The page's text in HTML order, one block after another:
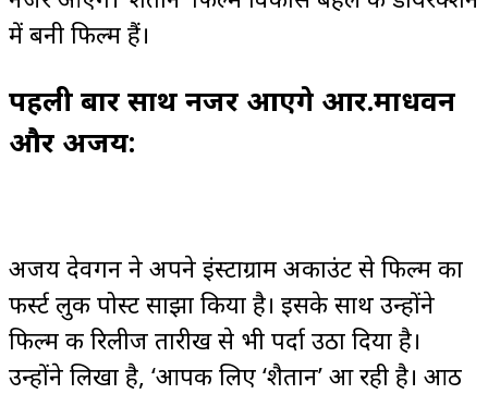
में बनी फिल्म हैं।
पहली बार साथ नजर आएंगे आर.माधवन
और अजय:
अजय देवगन ने अपने इंस्टाग्राम अकाउंट से फिल्म का
फर्स्ट लुक पोस्ट साझा किया है। इसके साथ उन्होंने
फिल्म की रिलीज तारीख से भी पर्दा उठा दिया है।
उन्होंने लिखा है, ‘आपकी लिए ‘शैतान’ आ रही है। आठ